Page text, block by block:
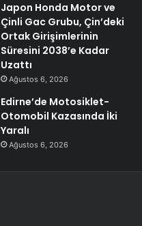
Japon Honda Motor ve
Çinli Gac Grubu, Çin’deki
Ortak Girişimlerinin
Süresini 2038’e Kadar
Uzattı
Ağustos 6, 2026
Edirne’de Motosiklet-
Otomobil Kazasında İki
Yaralı
Ağustos 6, 2026